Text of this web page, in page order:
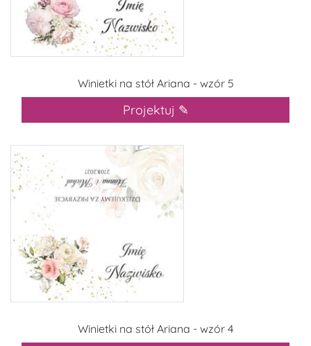
Winietki na stół Ariana - wzór 5
Projektuj ✎
Winietki na stół Ariana - wzór 4